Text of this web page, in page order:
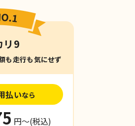
リ9
も走行も気にせず
払いなら
円〜(税込)